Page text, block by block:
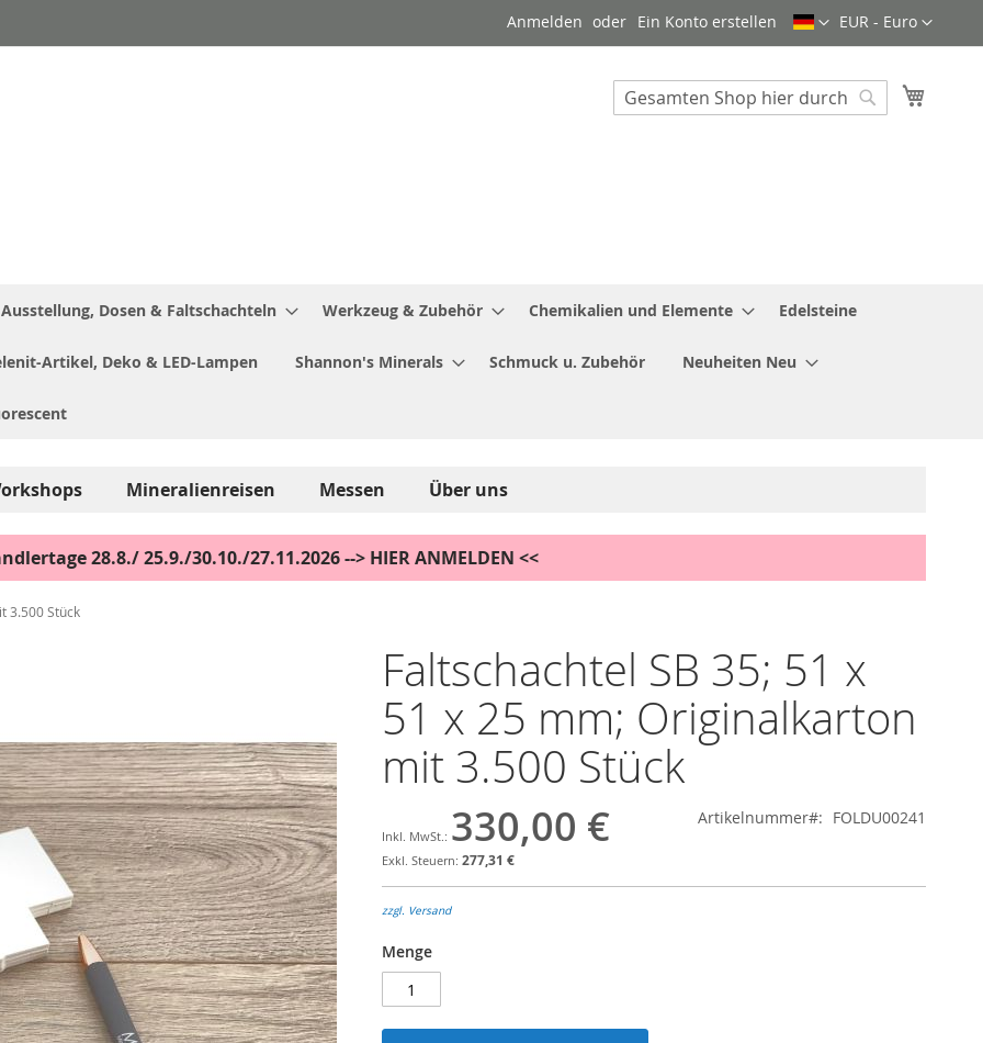
Währung
EUR - Euro
Sprache
Anmelden Ein Konto erstellen
Search
Ausstellung, Dosen & Faltschachteln Werkzeug & Zubehör Chemikalien und Elemente Edelsteine
Artikel, Deko & LED-Lampen Shannon's Minerals Schmuck u. Zubehör Neuheiten Neu
Mineralienreisen Messen Über uns
28.8./ 25.9./30.10./27.11.2026 --> HIER ANMELDEN <<
3.500 Stück
Faltschachtel SB 35; 51 x
51 x 25 mm; Originalkarton
mit 3.500 Stück
330,00 €
277,31 €
Artikelnummer FOLDU00241
zzgl. Versand
Menge